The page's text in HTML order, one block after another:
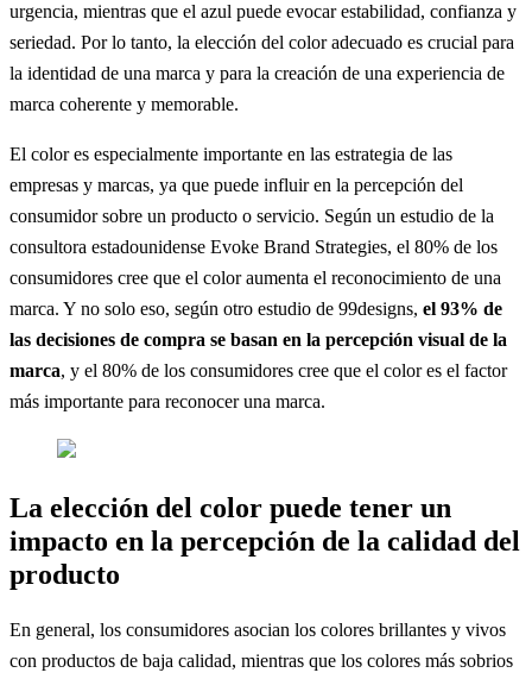
urgencia, mientras que el azul puede evocar estabilidad, confianza y
seriedad. Por lo tanto, la elección del color adecuado es crucial para
la identidad de una marca y para la creación de una experiencia de
marca coherente y memorable.
El color es especialmente importante en las estrategia de las
empresas y marcas, ya que puede influir en la percepción del
consumidor sobre un producto o servicio. Según un estudio de la
consultora estadounidense Evoke Brand Strategies, el 80% de los
consumidores cree que el color aumenta el reconocimiento de una
marca. Y no solo eso, según otro estudio de 99designs, el 93% de
las decisiones de compra se basan en la percepción visual de la
marca, y el 80% de los consumidores cree que el color es el factor
más importante para reconocer una marca.
La elección del color puede tener un
impacto en la percepción de la calidad del
producto
En general, los consumidores asocian los colores brillantes y vivos
con productos de baja calidad, mientras que los colores más sobrios